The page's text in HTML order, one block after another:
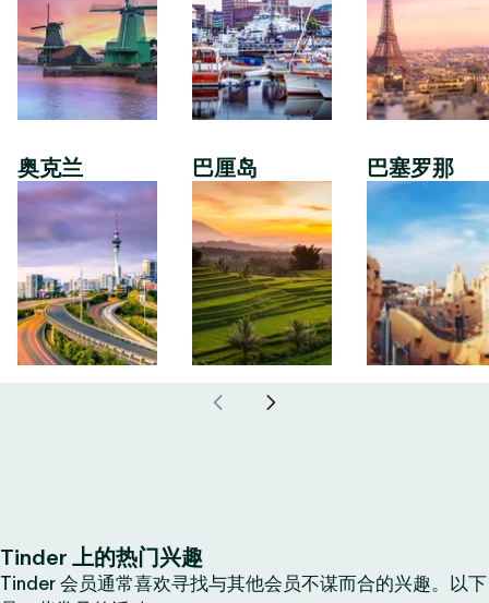
奥克兰 巴厘岛 巴塞罗那
Tinder 上的热门兴趣
Tinder 会员通常喜欢寻找与其他会员不谋而合的兴趣。以下